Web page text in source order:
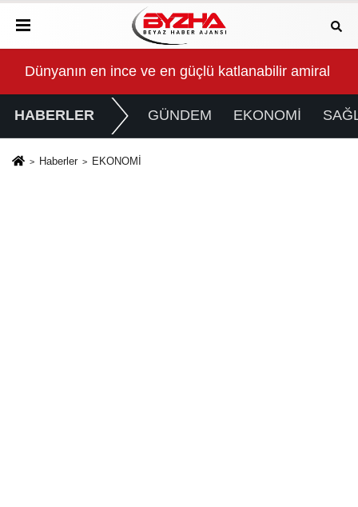
dönemece girildi!
Dünyanın en ince ve en güçlü katlanabilir amiral
HABERLER GÜNDEM EKONOMİ
Haberler EKONOMİ